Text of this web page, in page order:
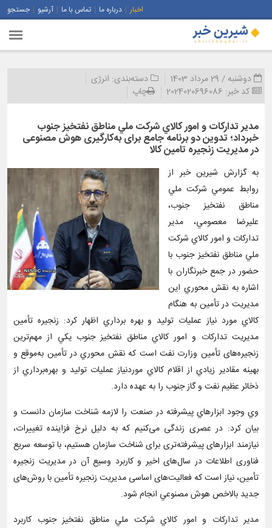
اخبار درباره ما تماس با ما آرشیو جستجو
دوشنبه / 29 مرداد 1403 دسته‌بندی: انرژی
کد خبر: 2024020696086 چاپ
مدير تداركات و امور كالاي شركت ملي مناطق نفتخيز جنوب
خبرداد؛ تدوین دو برنامه جامع برای به‌كارگیری هوش مصنوعی
در مدیریت زنجیره تامین كالا
به گزارش شیرین خبر از
روابط عمومي شرکت ملي
مناطق نفتخيز جنوب،
عليرضا معصومي، مدير
تداركات و امور كالاي شركت
ملي مناطق نفتخيز جنوب با
حضور در جمع خبرنگاران با
اشاره به نقش محوري اين
مديريت در تأمين به هنگام
کالاي مورد نياز عمليات توليد و بهره برداري اظهار کرد: زنجیره تأمین
مديريت تداركات و امور كالاي مناطق نفتخیز جنوب يكي از مهم‌ترین
زنجیره‌های تأمین وزارت نفت است كه نقش محوري در تأمین به‌موقع و
بهينه مقادير زيادي از اقلام كالاي موردنیاز عمليات توليد و بهره‌برداري از
ذخائر عظيم نفت و گاز جنوب را به عهده دارد.
وي وجود ابزارهاي پيشرفته در صنعت را لازمه شناخت سازمان دانست و
بيان کرد: در عصری زندگی می‌کنیم که به دلیل نرخ فزاینده تغییرات،
نیازمند ابزارهای پیشرفته‌تری برای شناخت سازمان هستیم، با توسعه سریع
فناورى اطلاعات در سال‌هاى اخیر و کاربرد وسیع آن در مدیریت زنجیره
تأمین، نياز است كه فعالیت‌هاى اساسى مدیریت زنجیره تأمين با روش‌هاى
جدید بالاخص هوش مصنوعي انجام شود.
مدير تداركات و امور كالاي شركت ملي مناطق نفتخيز جنوب كاربرد